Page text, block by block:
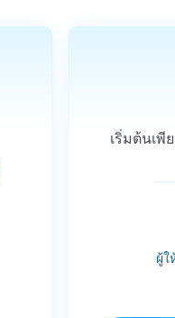
เริ่มต้นเพี
ผู้ใ